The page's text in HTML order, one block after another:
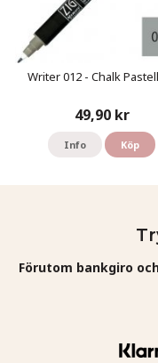
Writer 012 - Chalk
49,90 kr
Info Köp
Förutom bankgiro